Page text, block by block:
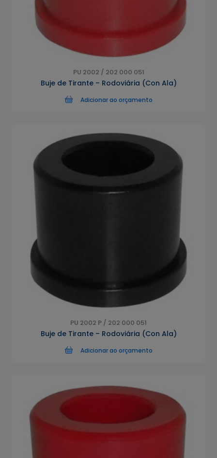
PU 2002 / 202 000 051
Buje de Tirante – Rodoviária (Con Ala)
Adicionar ao orçamento
PU 2002 P / 202 000 051
Buje de Tirante – Rodoviária (Con Ala)
Adicionar ao orçamento